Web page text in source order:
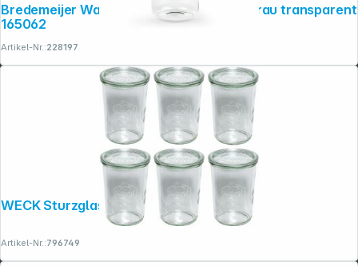
Bredemeijer Wasserkaraffe Padua 1,2l, grau transparent
165062
Artikel-Nr.:228197
WECK Sturzglas 850ml 6er Pack
Artikel-Nr.:796749